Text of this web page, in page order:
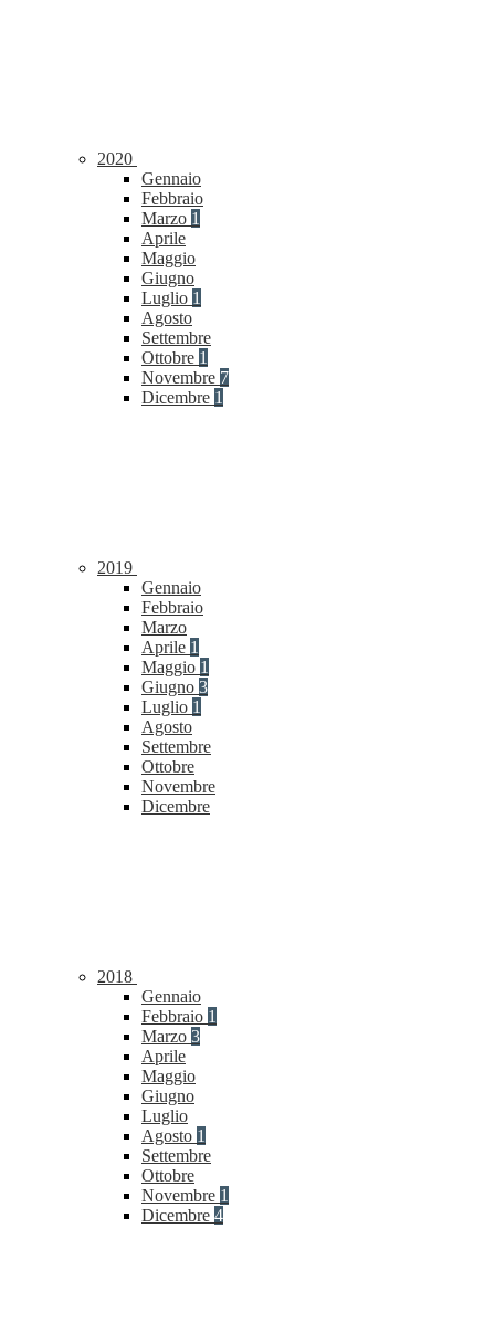
2020
Gennaio
Febbraio
Marzo 1
Aprile
Maggio
Giugno
Luglio 1
Agosto
Settembre
Ottobre 1
Novembre 7
Dicembre 1
2019
Gennaio
Febbraio
Marzo
Aprile 1
Maggio 1
Giugno 3
Luglio 1
Agosto
Settembre
Ottobre
Novembre
Dicembre
2018
Gennaio
Febbraio 1
Marzo 3
Aprile
Maggio
Giugno
Luglio
Agosto 1
Settembre
Ottobre
Novembre 1
Dicembre 4